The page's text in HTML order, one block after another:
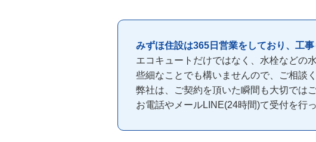
みずほ住設は365日営業をしており、工
エコキュートだけではなく、水栓などの
些細なことでも構いませんので、ご相談
弊社は、ご契約を頂いた瞬間も大切では
お電話やメールLINE(24時間)て受付を行